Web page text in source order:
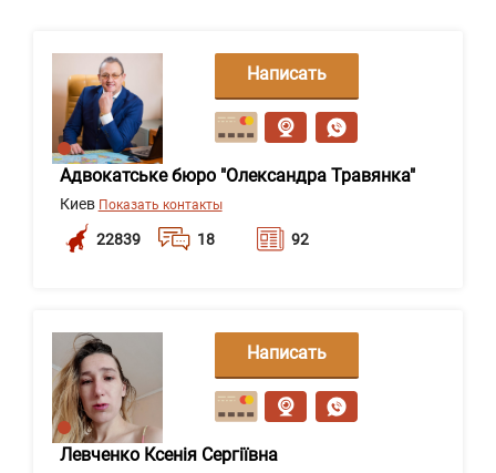
Адвокатське бюро "Олександра Травянка"
Киев Показать контакты
22839 18 92
Написать
сообщение
Левченко Ксенія Сергіївна
Написать
сообщение